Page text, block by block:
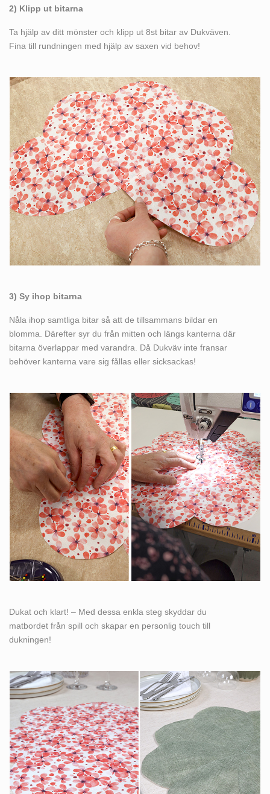
2) Klipp ut bitarna
Ta hjälp av ditt mönster och klipp ut 8st bitar av Dukväven.
Fina till rundningen med hjälp av saxen vid behov!
3) Sy ihop bitarna
Nåla ihop samtliga bitar så att de tillsammans bildar en
blomma. Därefter syr du från mitten och längs kanterna där
bitarna överlappar med varandra. Då Dukväv inte fransar
behöver kanterna vare sig fållas eller sicksackas!
Dukat och klart! – Med dessa enkla steg skyddar du
matbordet från spill och skapar en personlig touch till
dukningen!